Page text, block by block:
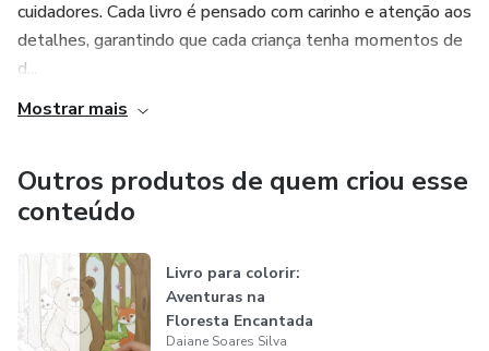
cuidadores. Cada livro é pensado com carinho e atenção aos
detalhes, garantindo que cada criança tenha momentos de
d...
Mostrar mais
Outros produtos de quem criou esse
conteúdo
Livro para colorir:
Aventuras na
Floresta Encantada
Daiane Soares Silva